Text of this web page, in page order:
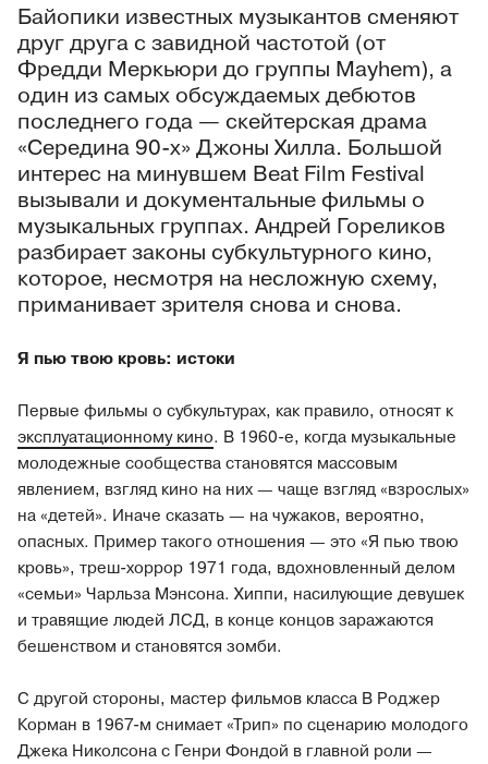
Байопики известных музыкантов сменяют
друг друга с завидной частотой (от
Фредди Меркьюри до группы Mayhem), а
один из самых обсуждаемых дебютов
последнего года — скейтерская драма
«Середина 90-х» Джоны Хилла. Большой
интерес на минувшем Beat Film Festival
вызывали и документальные фильмы о
музыкальных группах. Андрей Гореликов
разбирает законы субкультурного кино,
которое, несмотря на несложную схему,
приманивает зрителя снова и снова.
Я пью твою кровь: истоки
Первые фильмы о субкультурах, как правило, относят к
эксплуатационному кино. В 1960-е, когда музыкальные
молодежные сообщества становятся массовым
явлением, взгляд кино на них — чаще взгляд «взрослых»
на «детей». Иначе сказать — на чужаков, вероятно,
опасных. Пример такого отношения — это «Я пью твою
кровь», треш-хоррор 1971 года, вдохновленный делом
«семьи» Чарльза Мэнсона. Хиппи, насилующие девушек
и травящие людей ЛСД, в конце концов заражаются
бешенством и становятся зомби.
С другой стороны, мастер фильмов класса В Роджер
Корман в 1967-м снимает «Трип» по сценарию молодого
Джека Николсона с Генри Фондой в главной роли —